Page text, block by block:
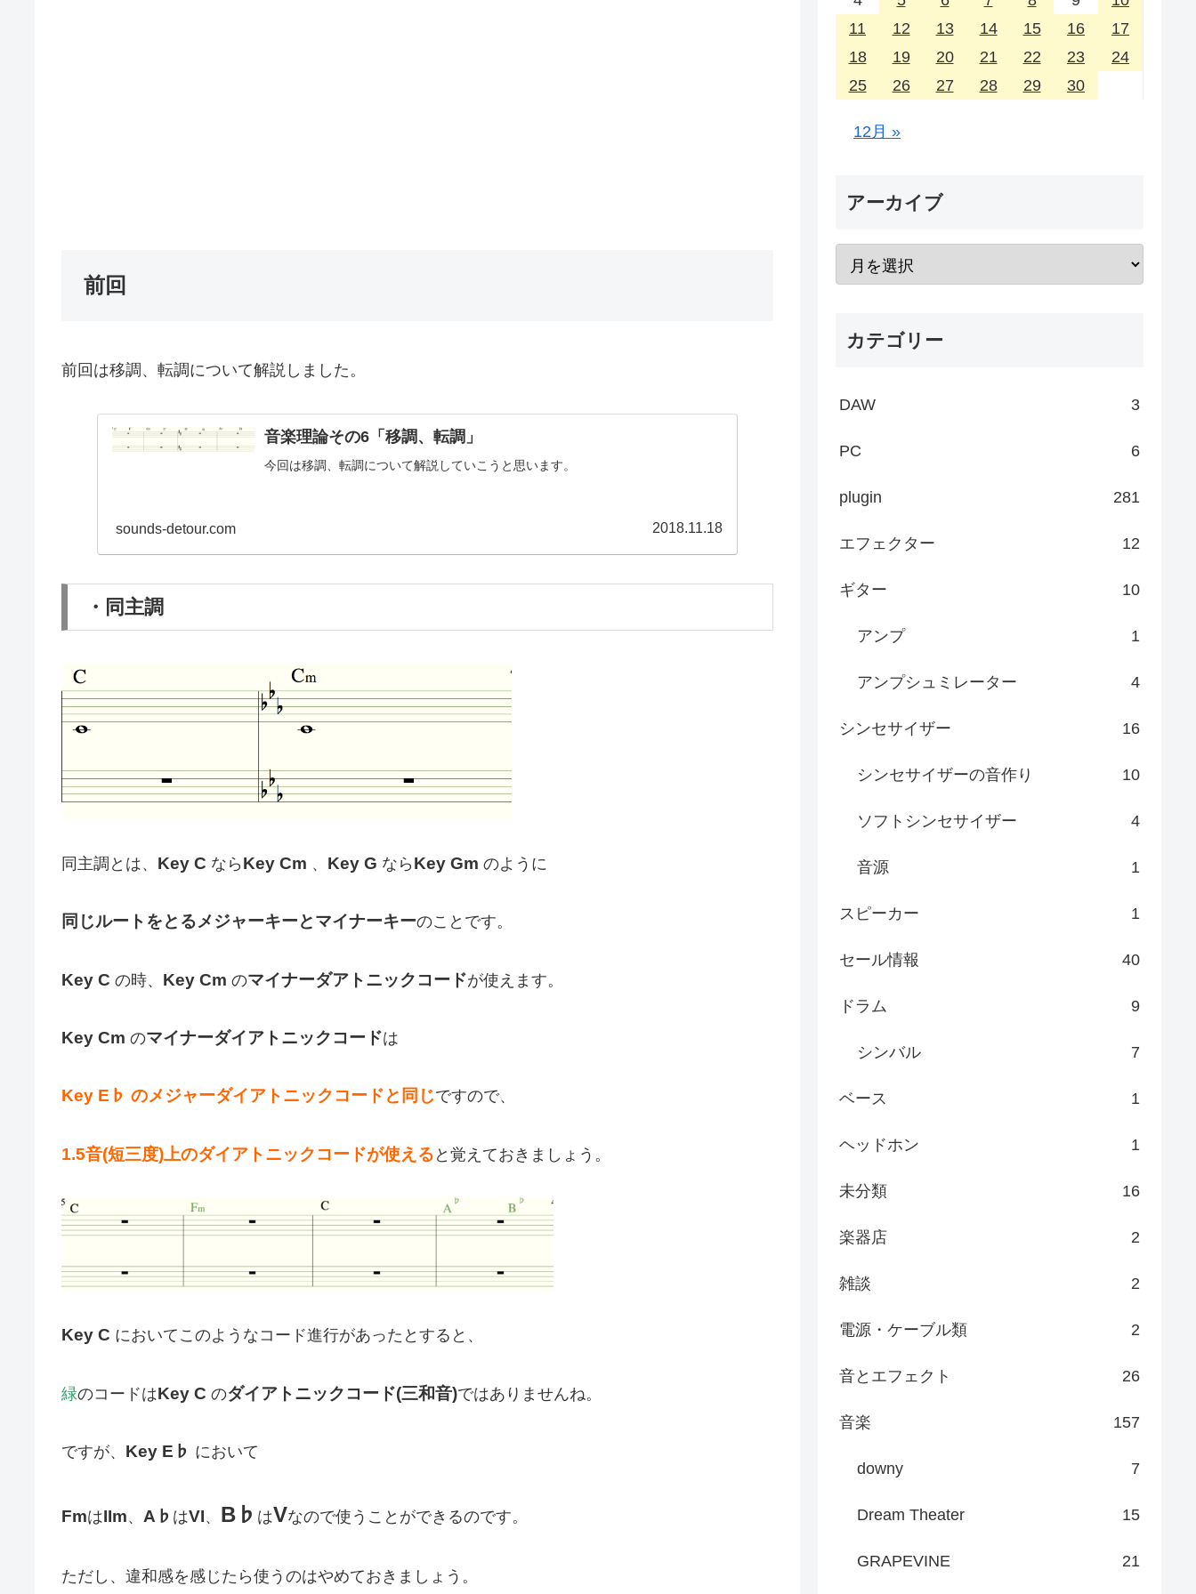
前回
前回は移調、転調について解説しました。
音楽理論その6「移調、転調」
今回は移調、転調について解説していこうと思います。
sounds-detour.com 2018.11.18
・同主調
同主調とは、 Key C なら Key Cm 、 Key G なら Key Gm のように
同じルートをとるメジャーキーとマイナーキーのことです。
Key C の時、 Key Cm のマイナーダアトニックコードが使えます。
Key Cm のマイナーダイアトニックコードは
Key E♭ のメジャーダイアトニックコードと同じですので、
1.5音(短三度)上のダイアトニックコードが使える と覚えておきましょう。
Key C においてこのようなコード進行があったとすると、
緑のコードはKey C のダイアトニックコード(三和音)ではありませんね。
ですが、 Key E♭ において
FmはIIm、 A♭ はVI、 B♭ はVなので使うことができるのです。
ただし、違和感を感じたら使うのはやめておきましょう。
11
12 13 14 15 16
17
18
19 20 21 22 23
24
25
26 27 28 29 30
12月 »
アーカイブ
カテゴリー
DAW 3
PC 6
plugin 281
エフェクター 12
ギター 10
アンプ 1
アンプシュミレーター 4
シンセサイザー 16
シンセサイザーの音作り 10
ソフトシンセサイザー 4
音源 1
スピーカー 1
セール情報 40
ドラム 9
シンバル 7
ベース 1
ヘッドホン 1
未分類 16
楽器店 2
雑談 2
電源・ケーブル類 2
音とエフェクト 26
音楽 157
downy 7
Dream Theater 15
GRAPEVINE 21